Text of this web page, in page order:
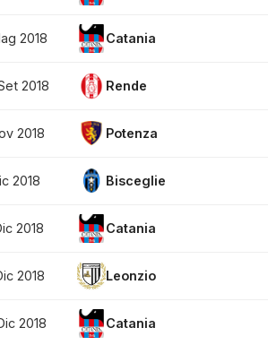
2018 Catania
2018 Rende
2018 Potenza
2018 Bisceglie
2018 Catania
2018 Leonzio
2018 Catania